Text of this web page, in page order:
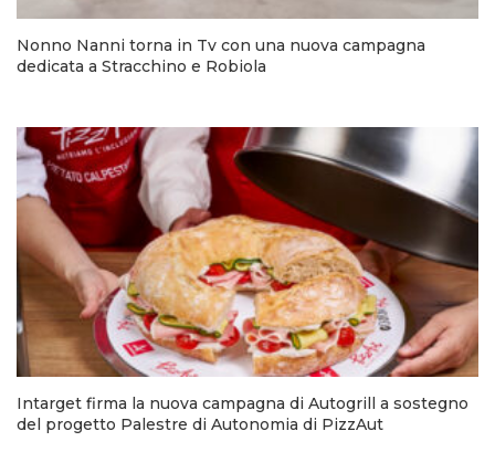
Nonno Nanni torna in Tv con una nuova campagna
dedicata a Stracchino e Robiola
Intarget firma la nuova campagna di Autogrill a sostegno
del progetto Palestre di Autonomia di PizzAut